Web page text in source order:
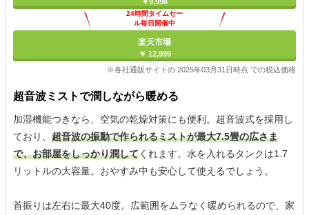
24時間タイムセー
ル毎日開催中
楽天市場
￥ 12,999
※各社通販サイトの 2025年03月31日時点 での税込価格
超音波ミストで潤しながら暖める
加湿機能つきなら、空気の乾燥対策にも便利。超音波式を採用し
ており、 超音波の振動で作られるミストが最大7.5畳の広さま
で、お部屋をしっかり潤してくれます。水を入れるタンクは1.7
リットルの大容量。おやすみ中も安心して使えるでしょう。
首振りは左右に最大40度。広範囲をムラなく暖められるので、家